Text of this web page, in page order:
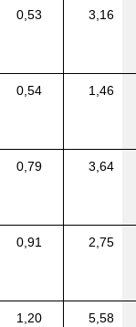
0,53 3,16
0,54 1,46
0,79 3,64
0,91 2,75
1,20 5,58